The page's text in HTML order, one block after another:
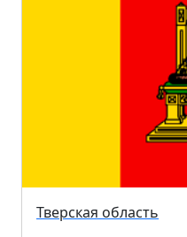
Тверская область